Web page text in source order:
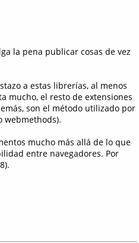
la pena publicar cosas de vez
a estas librerías, al menos
mucho, el resto de extensiones
son el método utilizado por
webmethods).
mucho más allá de lo que
entre navegadores. Por